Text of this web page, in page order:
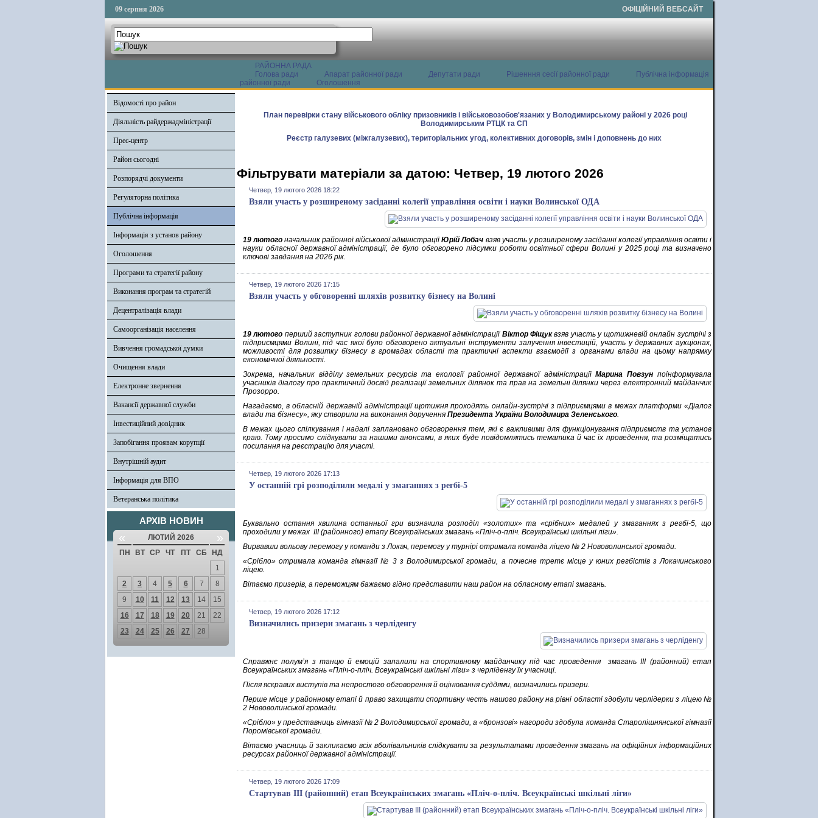
09 серпня 2026 ОФІЦІЙНИЙ ВЕБСАЙТ
РАЙОННА РАДА
Голова ради
Апарат районної ради Депутати ради Рішенння сесії районної ради
Публічна інформація
районної ради
Оголошення
Відомості про район
Діяльність райдержадміністрації
Прес-центр
Район сьогодні
Розпорядчі документи
Регуляторна політика
Публічна інформація
Інформація з установ району
Оголошення
Програми та стратегії району
Виконання програм та стратегій
Децентралізація влади
Самоорганізація населення
Вивчення громадської думки
Очищення влади
Електронне звернення
Вакансії державної служби
Інвестиційний довідник
Запобігання проявам корупції
Внутрішній аудит
Інформація для ВПО
Ветеранська політика
АРХІВ НОВИН
« ЛЮТИЙ 2026 »
ПН ВТ СР ЧТ ПТ СБ
НД
1
2
3 4 5 6 7
8
9
10 11 12 13 14
15
16
17 18 19 20 21
22
23
24 25 26 27 28
План перевірки стану військового обліку призовників і військовозобов'язаних у Володимирському районі у 2026 році
Володимирським РТЦК та СП
Реєстр галузевих (міжгалузевих), територіальних угод, колективних договорів, змін і доповнень до них
Фільтрувати матеріали за датою: Четвер, 19 лютого 2026
Четвер, 19 лютого 2026 18:22
Взяли участь у розширеному засіданні колегії управління освіти і науки Волинської ОДА
19 лютого начальник районної військової адміністраціїЮрій Лобач взяв участь у розширеному засіданні колегії управління освіти і
науки обласної державної адміністрації, де було обговорено підсумки роботи освітньої сфери Волині у 2025 році та визначено
ключові завдання на 2026 рік.
Четвер, 19 лютого 2026 17:15
Взяли участь у обговоренні шляхів розвитку бізнесу на Волині
19 лютого перший заступник голови районної державної адміністрації Віктор Фіщуквзяв участь у щотижневій онлайн зустрічі з
підприємцями Волині, під час якої було обговорено актуальні інструменти залучення інвестицій, участь у державних аукціонах,
можливості для розвитку бізнесу в громадах області та практичні аспекти взаємодії з органами влади на цьому напрямку
економічної діяльності.
Зокрема, начальник відділу земельних ресурсів та екології районної державної адміністраціїМарина Повзун поінформувала
учасників діалогу про практичний досвід реалізації земельних ділянок та прав на земельні ділянки через електронний майданчик
Прозорро.
Нагадаємо, в обласній державній адміністрації щотижня проходять онлайн-зустрічі з підприємцями в межах платформи «Діалог
влади та бізнесу», яку створили на виконання доручення Президента України Володимира Зеленського.
В межах цього спілкування і надалі заплановано обговорення тем, які є важливими для функціонування підприємств та установ
краю. Тому просимо слідкувати за нашими анонсами, в яких буде повідомлятись тематика й час їх проведення, та розміщатись
посилання на реєстрацію для участі.
Четвер, 19 лютого 2026 17:13
У останній грі розподілили медалі у змаганнях з регбі-5
Буквально остання хвилина останньої гри визначила розподіл «золотих» та «срібних» медалей у змаганнях з регбі-5, що
проходили у межах ІІІ (районного) етапу Всеукраїнських змагань «Пліч-о-пліч. Всеукраїнські шкільні ліги».
Вирвавши вольову перемогу у команди з Локач, перемогу у турнірі отримала команда ліцею № 2 Нововолинської громади.
«Срібло» отримала команда гімназії № 3 з Володимирської громади, а почесне третє місце у юних регбістів з Локачинського
ліцею.
Вітаємо призерів, а переможцям бажаємо гідно представити наш район на обласному етапі змагань.
Четвер, 19 лютого 2026 17:12
Визначились призери змагань з черліденгу
Справжнє полум’я з танцю й емоцій запалили на спортивному майданчику під час проведення змагань ІІІ (районний) етап
Всеукраїнських змагань «Пліч-о-пліч. Всеукраїнські шкільні ліги» з черліденгу їх учасниці.
Після яскравих виступів та непростого обговорення й оцінювання суддями, визначились призери.
Перше місце у районному етапі й право захищати спортивну честь нашого району на рівні області здобули черлідерки з ліцею №
2 Нововолинської громади.
«Срібло» у представниць гімназії № 2 Володимирської громади, а «бронзові» нагороди здобула команда Старолішнянської гімназії
Поромівської громади.
Вітаємо учасниць й закликаємо всіх вболівальників слідкувати за результатами проведення змагань на офіційних інформаційних
ресурсах районної державної адміністрації.
Четвер, 19 лютого 2026 17:09
Стартував ІІІ (районний) етап Всеукраїнських змагань «Пліч-о-пліч. Всеукраїнські шкільні ліги»